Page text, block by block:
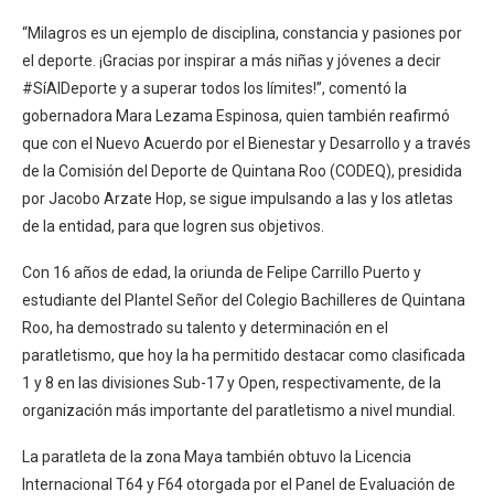
“Milagros es un ejemplo de disciplina, constancia y pasiones por
el deporte. ¡Gracias por inspirar a más niñas y jóvenes a decir
#SíAlDeporte y a superar todos los límites!”, comentó la
gobernadora Mara Lezama Espinosa, quien también reafirmó
que con el Nuevo Acuerdo por el Bienestar y Desarrollo y a través
de la Comisión del Deporte de Quintana Roo (CODEQ), presidida
por Jacobo Arzate Hop, se sigue impulsando a las y los atletas
de la entidad, para que logren sus objetivos.
Con 16 años de edad, la oriunda de Felipe Carrillo Puerto y
estudiante del Plantel Señor del Colegio Bachilleres de Quintana
Roo, ha demostrado su talento y determinación en el
paratletismo, que hoy la ha permitido destacar como clasificada
1 y 8 en las divisiones Sub-17 y Open, respectivamente, de la
organización más importante del paratletismo a nivel mundial.
La paratleta de la zona Maya también obtuvo la Licencia
Internacional T64 y F64 otorgada por el Panel de Evaluación de